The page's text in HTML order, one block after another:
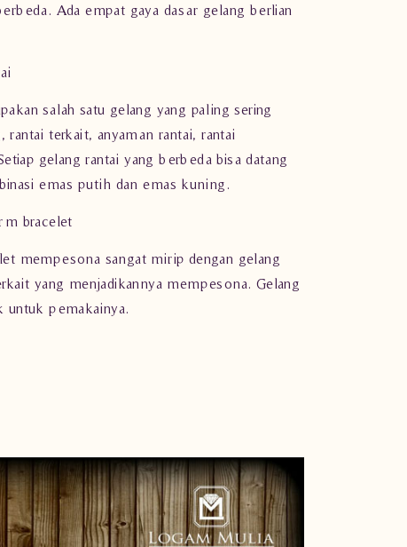
Ada empat gaya dasar gelang berlian
salah satu gelang yang paling sering
rantai terkait, anyaman rantai, rantai
gelang rantai yang berbeda bisa datang
emas putih dan emas kuning.
bracelet
mempesona sangat mirip dengan gelang
yang menjadikannya mempesona. Gelang
untuk pemakainya.